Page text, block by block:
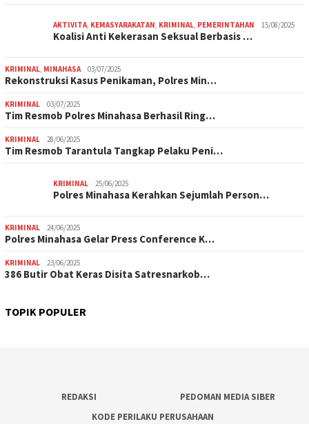
AKTIVITA KEMASYARAKATAN KRIMINAL PEMERINTAHAN 15/08/2025
Koalisi Anti Kekerasan Seksual Berbasis …
KRIMINAL MINAHASA 03/07/2025
Rekonstruksi Kasus Penikaman, Polres Min…
KRIMINAL 03/07/2025
Tim Resmob Polres Minahasa Berhasil Ring…
KRIMINAL 28/06/2025
Tim Resmob Tarantula Tangkap Pelaku Peni…
KRIMINAL 25/06/2025
Polres Minahasa Kerahkan Sejumlah Person…
KRIMINAL 24/06/2025
Polres Minahasa Gelar Press Conference K…
KRIMINAL 23/06/2025
386 Butir Obat Keras Disita Satresnarkob…
TOPIK POPULER
REDAKSI
PEDOMAN MEDIA SIBER
KODE PERILAKU PERUSAHAAN